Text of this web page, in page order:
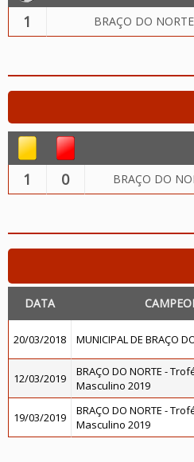
1 BRAÇO DO
1 0 BRAÇO DO
DATA
20/03/2018 MUNICIPAL DE BRAÇO
12/03/2019
BRAÇO DO NORTE -
Masculino 2019
19/03/2019
BRAÇO DO NORTE -
Masculino 2019